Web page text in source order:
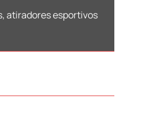
atiradores esportivos